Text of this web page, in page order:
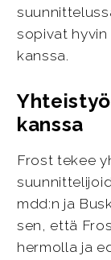
sopivat
kanssa.
kanssa
Frost tekee
mdd:n ja
sen, että
hermolla ja